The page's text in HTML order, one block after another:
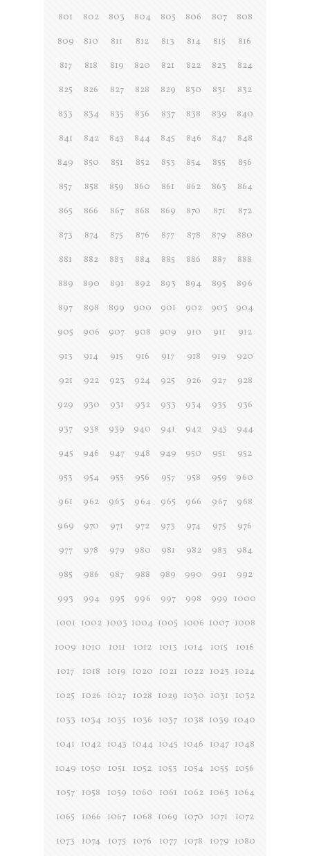
801
802 803 804 805 806 807
808
809
810 811 812 813 814 815
816
817
818 819 820 821 822 823
824
825
826 827 828 829 830 831
832
833
834 835 836 837 838 839
840
841
842 843 844 845 846 847
848
849
850 851 852 853 854 855
856
857
858 859 860 861 862 863
864
865
866 867 868 869 870 871
872
873
874 875 876 877 878 879
880
881
882 883 884 885 886 887
888
889
890 891 892 893 894 895
896
897
898 899 900 901 902 903
904
905
906 907 908 909 910 911
912
913
914 915 916 917 918 919
920
921
922 923 924 925 926 927
928
929
930 931 932 933 934 935
936
937
938 939 940 941 942 943
944
945
946 947 948 949 950 951
952
953
954 955 956 957 958 959
960
961
962 963 964 965 966 967
968
969
970 971 972 973 974 975
976
977
978 979 980 981 982 983
984
985
986 987 988 989 990 991
992
993
994 995 996 997 998 999
1000
1001 1002 1003 1004 1005 1006 1007 1008
1009 1010 1011 1012 1013 1014 1015
1016
1017
1018 1019 1020 1021 1022 1023 1024
1025
1026 1027 1028 1029 1030 1031
1032
1033 1034 1035 1036 1037 1038 1039 1040
1041
1042 1043 1044 1045 1046 1047 1048
1049 1050 1051 1052 1053 1054 1055
1056
1057
1058 1059 1060 1061 1062 1063 1064
1065
1066 1067 1068 1069 1070 1071
1072
1073
1074 1075 1076 1077 1078 1079 1080